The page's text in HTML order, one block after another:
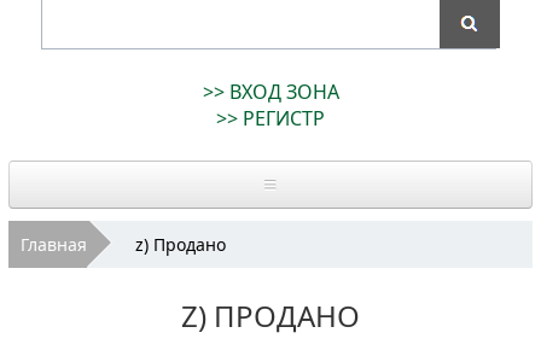
Macchine
>> ВХОД ЗОНА
>> РЕГИСТР
Главная
Оборудование бывшее в употреблении
Главная z) Продано
Z) ПРОДАНО